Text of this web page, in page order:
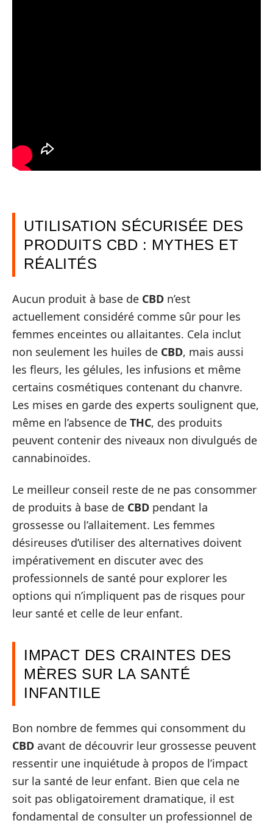
UTILISATION SÉCURISÉE DES
PRODUITS CBD : MYTHES ET
RÉALITÉS
Aucun produit à base de CBD n’est
actuellement considéré comme sûr pour les
femmes enceintes ou allaitantes. Cela inclut
non seulement les huiles de CBD, mais aussi
les fleurs, les gélules, les infusions et même
certains cosmétiques contenant du chanvre.
Les mises en garde des experts soulignent que,
même en l’absence de THC, des produits
peuvent contenir des niveaux non divulgués de
cannabinoïdes.
Le meilleur conseil reste de ne pas consommer
de produits à base de CBD pendant la
grossesse ou l’allaitement. Les femmes
désireuses d’utiliser des alternatives doivent
impérativement en discuter avec des
professionnels de santé pour explorer les
options qui n’impliquent pas de risques pour
leur santé et celle de leur enfant.
IMPACT DES CRAINTES DES
MÈRES SUR LA SANTÉ
INFANTILE
Bon nombre de femmes qui consomment du
CBD avant de découvrir leur grossesse peuvent
ressentir une inquiétude à propos de l’impact
sur la santé de leur enfant. Bien que cela ne
soit pas obligatoirement dramatique, il est
fondamental de consulter un professionnel de